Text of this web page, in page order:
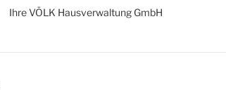
Ihre VÖLK Hausverwaltung GmbH